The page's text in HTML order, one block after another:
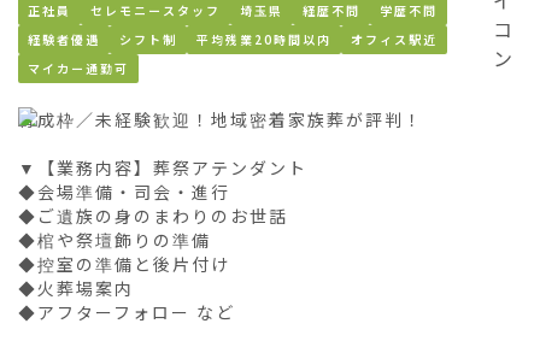
正社員 セレモニースタッフ 埼玉県 経歴不問
学歴不問
経験者優遇
シフト制 平均残業20時間以内
オフィス駅近
マイカー通勤可
育成枠／未経験歓迎！地域密着家族葬が評判！
▼【業務内容】葬祭アテンダント
◆会場準備・司会・進行
◆ご遺族の身のまわりのお世話
◆棺や祭壇飾りの準備
◆控室の準備と後片付け
◆火葬場案内
◆アフターフォロー など